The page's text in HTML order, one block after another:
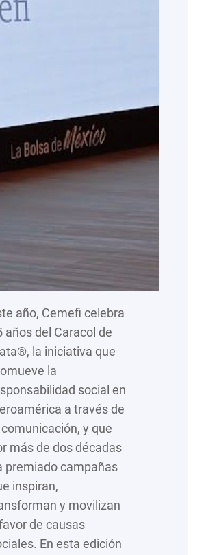
año, Cemefi celebra
años del Caracol de
la iniciativa que
la
social en
a través de
comunicación, y que
más de dos décadas
premiado campañas
inspiran,
y movilizan
de causas
En esta edición